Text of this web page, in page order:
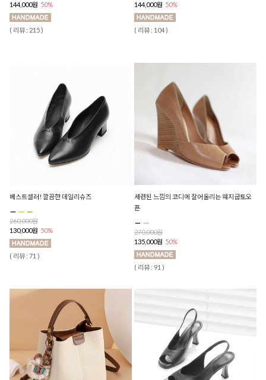
144,000원 50%
( 리뷰 : 215 )
144,000원 50%
( 리뷰 : 104 )
베스트셀러! 깔끔한 데일리슈즈
260,000원
130,000원 50%
( 리뷰 : 71 )
세련된 느낌의 코디에 잘어울리는 웨지굽토오
픈
270,000원
135,000원 50%
( 리뷰 : 91 )